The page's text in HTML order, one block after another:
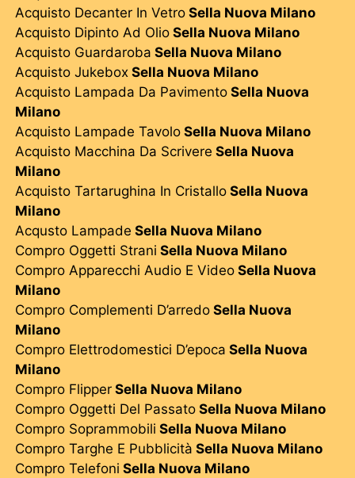
Acquisto Decanter In Vetro Sella Nuova Milano
Acquisto Dipinto Ad Olio Sella Nuova Milano
Acquisto Guardaroba Sella Nuova Milano
Acquisto Jukebox Sella Nuova Milano
Acquisto Lampada Da Pavimento Sella Nuova
Milano
Acquisto Lampade Tavolo Sella Nuova Milano
Acquisto Macchina Da Scrivere Sella Nuova
Milano
Acquisto Tartarughina In Cristallo Sella Nuova
Milano
Acqusto Lampade Sella Nuova Milano
Compro Oggetti Strani Sella Nuova Milano
Compro Apparecchi Audio E Video Sella Nuova
Milano
Compro Complementi D’arredo Sella Nuova
Milano
Compro Elettrodomestici D’epoca Sella Nuova
Milano
Compro Flipper Sella Nuova Milano
Compro Oggetti Del Passato Sella Nuova Milano
Compro Soprammobili Sella Nuova Milano
Compro Targhe E Pubblicità Sella Nuova Milano
Compro Telefoni Sella Nuova Milano